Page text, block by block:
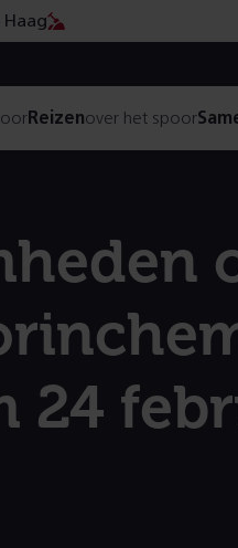
Reizenover het spoor
24